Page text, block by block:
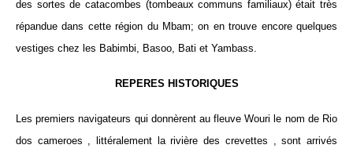
des sortes de catacombes (tombeaux communs familiaux) était très
répandue dans cette région du Mbam; on en trouve encore quelques
vestiges chez les Babimbi, Basoo, Bati et Yambass.
REPERES HISTORIQUES
Les premiers navigateurs qui donnèrent au fleuve Wouri le nom de Rio
dos cameroes , littéralement la rivière des crevettes , sont arrivés